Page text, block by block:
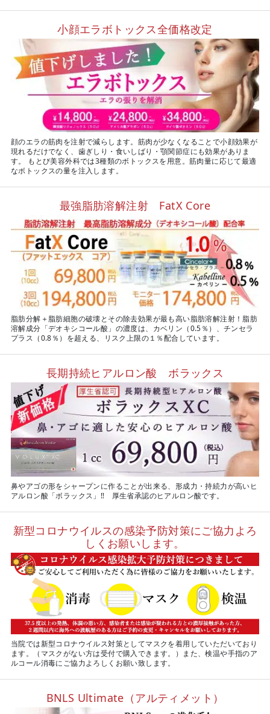
小顔エラボトックス全価格改定
顔のエラの筋肉を注射で減らします。筋肉が少なくなることで小顔効果が
現れるだけでなく、歯ぎしり・食いしばり・顎関節症にも効果がありま
す。 もとび美容外科では3種類のボトックスを用意。筋肉量に応じて最適
なボトックスの量を注入します。
最強脂肪溶解注射 FatX Core
脂肪分解＋脂肪細胞の破壊とその除去効果が最も高い脂肪溶解注射！脂肪
溶解成分「デオキシコール酸」の濃度は、カベリン（0.5％）、チンセラ
プラス（0.8％）を超える、リスク上限の１％配合しています。
長期持続ヒアルロン酸 ボラックス
鼻やアゴの形をシャープンに作ることが出来る、形成力・持続力が高いヒ
アルロン酸「ボラックス」‼ 厚生省承認のヒアルロン酸です。
新型コロナウイルスの感染予防対策にご協力よろ
しくお願いします。
当院では新型コロナウイルス対策としてマスクを着用していただいており
ます。（マスクがない方は受付で購入できます。）また、検温や手指のア
ルコール消毒にご協力よろしくお願い致します。
BNLS Ultimate（アルティメット）